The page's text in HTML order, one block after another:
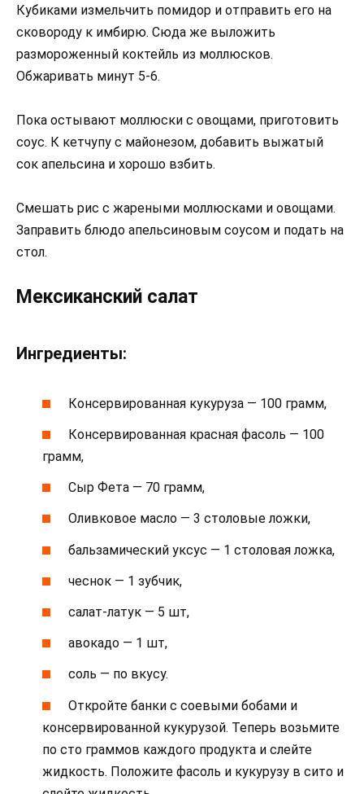
Кубиками измельчить помидор и отправить его на
сковороду к имбирю. Сюда же выложить
размороженный коктейль из моллюсков.
Обжаривать минут 5-6.
Пока остывают моллюски с овощами, приготовить
соус. К кетчупу с майонезом, добавить выжатый
сок апельсина и хорошо взбить.
Смешать рис с жареными моллюсками и овощами.
Заправить блюдо апельсиновым соусом и подать на
стол.
Мексиканский салат
Ингредиенты:
Консервированная кукуруза — 100 грамм,
Консервированная красная фасоль — 100
грамм,
Сыр Фета — 70 грамм,
Оливковое масло — 3 столовые ложки,
бальзамический уксус — 1 столовая ложка,
чеснок — 1 зубчик,
салат-латук — 5 шт,
авокадо — 1 шт,
соль — по вкусу.
Откройте банки с соевыми бобами и
консервированной кукурузой. Теперь возьмите
по сто граммов каждого продукта и слейте
жидкость. Положите фасоль и кукурузу в сито и